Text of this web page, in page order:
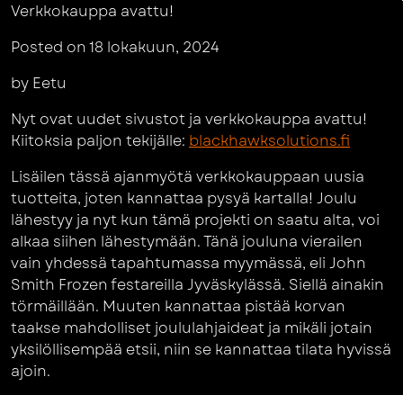
Verkkokauppa avattu!
Posted on 18 lokakuun, 2024
by Eetu
Nyt ovat uudet sivustot ja verkkokauppa avattu!
Kiitoksia paljon tekijälle: blackhawksolutions.fi
Lisäilen tässä ajanmyötä verkkokauppaan uusia
tuotteita, joten kannattaa pysyä kartalla! Joulu
lähestyy ja nyt kun tämä projekti on saatu alta, voi
alkaa siihen lähestymään. Tänä jouluna vierailen
vain yhdessä tapahtumassa myymässä, eli John
Smith Frozen festareilla Jyväskylässä. Siellä ainakin
törmäillään. Muuten kannattaa pistää korvan
taakse mahdolliset joululahjaideat ja mikäli jotain
yksilöllisempää etsii, niin se kannattaa tilata hyvissä
ajoin.